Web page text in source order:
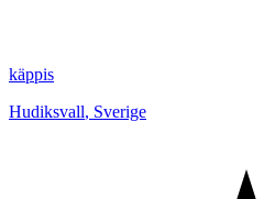
käppis
Hudiksvall, Sverige